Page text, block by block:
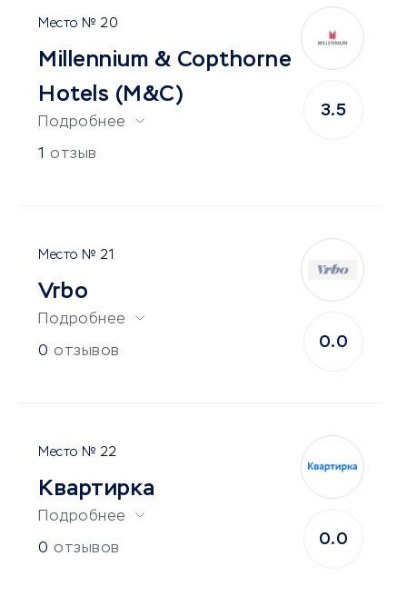
20
Millennium & Copthorne
Hotels (M&C)
Подробнее
1 отзыв
3.5
21
Vrbo
Подробнее
0 отзывов
0.0
22
Квартирка
Подробнее
0 отзывов
0.0